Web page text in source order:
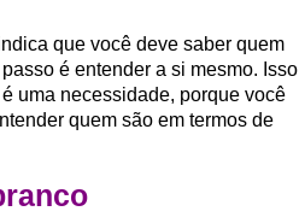
que você deve saber quem
é entender a si mesmo. Isso
uma necessidade, porque você
quem são em termos de